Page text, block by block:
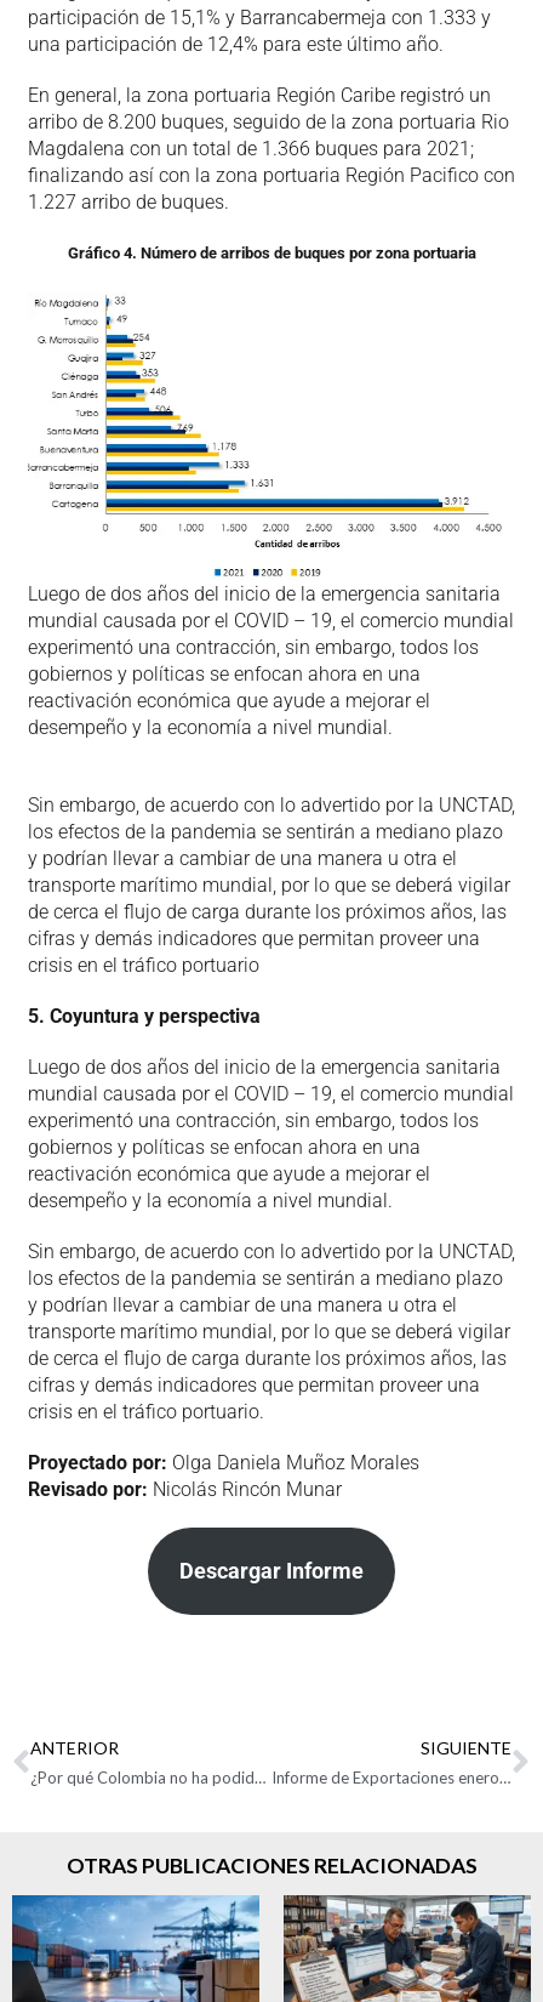
participación de 15,1% y Barrancabermeja con 1.333 y
una participación de 12,4% para este último año.
En general, la zona portuaria Región Caribe registró un
arribo de 8.200 buques, seguido de la zona portuaria Rio
Magdalena con un total de 1.366 buques para 2021;
finalizando así con la zona portuaria Región Pacifico con
1.227 arribo de buques.
Gráfico 4. Número de arribos de buques por zona portuaria
Luego de dos años del inicio de la emergencia sanitaria
mundial causada por el COVID – 19, el comercio mundial
experimentó una contracción, sin embargo, todos los
gobiernos y políticas se enfocan ahora en una
reactivación económica que ayude a mejorar el
desempeño y la economía a nivel mundial.
Sin embargo, de acuerdo con lo advertido por la UNCTAD,
los efectos de la pandemia se sentirán a mediano plazo
y podrían llevar a cambiar de una manera u otra el
transporte marítimo mundial, por lo que se deberá vigilar
de cerca el flujo de carga durante los próximos años, las
cifras y demás indicadores que permitan proveer una
crisis en el tráfico portuario
5. Coyuntura y perspectiva
Luego de dos años del inicio de la emergencia sanitaria
mundial causada por el COVID – 19, el comercio mundial
experimentó una contracción, sin embargo, todos los
gobiernos y políticas se enfocan ahora en una
reactivación económica que ayude a mejorar el
desempeño y la economía a nivel mundial.
Sin embargo, de acuerdo con lo advertido por la UNCTAD,
los efectos de la pandemia se sentirán a mediano plazo
y podrían llevar a cambiar de una manera u otra el
transporte marítimo mundial, por lo que se deberá vigilar
de cerca el flujo de carga durante los próximos años, las
cifras y demás indicadores que permitan proveer una
crisis en el tráfico portuario.
Proyectado por: Olga Daniela Muñoz Morales
Revisado por: Nicolás Rincón Munar
Descargar Informe
ANTERIOR
¿Por qué Colombia no ha podido sacarles el jugo a las actuales bonanzas del café y del petróleo?
SIGUIENTE
Informe de Exportaciones enero – diciembre de 2021
OTRAS PUBLICACIONES RELACIONADAS